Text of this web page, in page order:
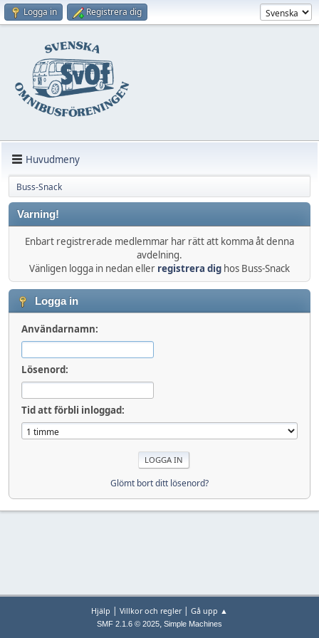
Logga in Registrera dig
Huvudmeny
Buss-Snack
Varning!
Enbart registrerade medlemmar har rätt att komma åt denna
avdelning.
Vänligen logga in nedan eller registrera dig hos Buss-Snack
Logga in
Användarnamn:
Lösenord:
Tid att förbli inloggad:
Glömt bort ditt lösenord?
Hjälp | Villkor och regler| Gå upp ▲
SMF 2.1.6 © 2025, Simple Machines